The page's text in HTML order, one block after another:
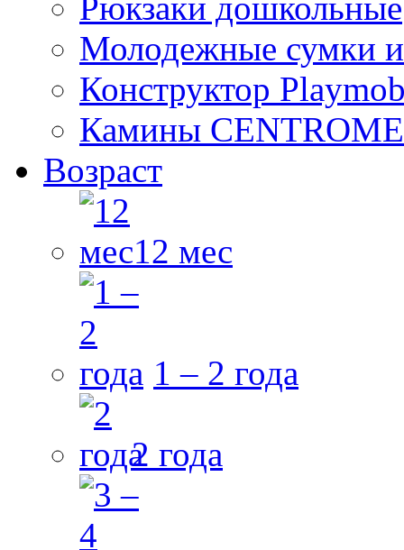
Рюкзаки дошкольные
Молодежные сумки
Конструктор
Камины
Возраст
12 мес
1 – 2 года
2 года